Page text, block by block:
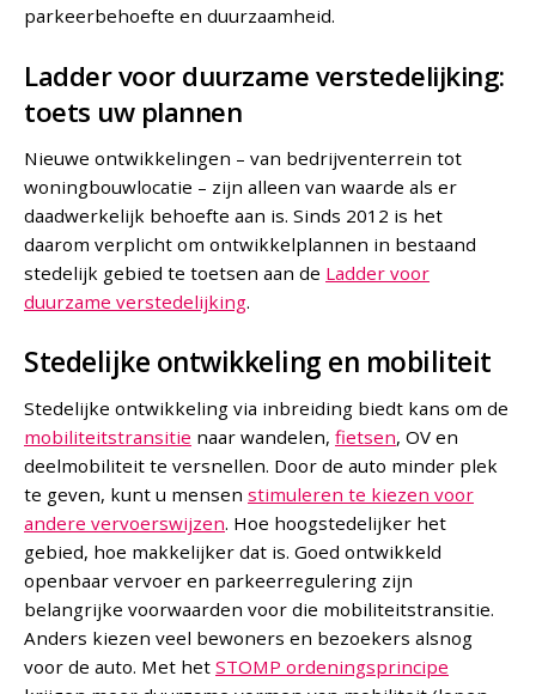
parkeerbehoefte en duurzaamheid.
Ladder voor duurzame verstedelijking:
toets uw plannen
Nieuwe ontwikkelingen – van bedrijventerrein tot
woningbouwlocatie – zijn alleen van waarde als er
daadwerkelijk behoefte aan is. Sinds 2012 is het
daarom verplicht om ontwikkelplannen in bestaand
stedelijk gebied te toetsen aan de Ladder voor
duurzame verstedelijking.
Stedelijke ontwikkeling en mobiliteit
Stedelijke ontwikkeling via inbreiding biedt kans om de
mobiliteitstransitie naar wandelen,fietsen, OV en
deelmobiliteit te versnellen. Door de auto minder plek
te geven, kunt u mensenstimuleren te kiezen voor
andere vervoerswijzen. Hoe hoogstedelijker het
gebied, hoe makkelijker dat is. Goed ontwikkeld
openbaar vervoer en parkeerregulering zijn
belangrijke voorwaarden voor die mobiliteitstransitie.
Anders kiezen veel bewoners en bezoekers alsnog
voor de auto. Met hetSTOMP ordeningsprincipe